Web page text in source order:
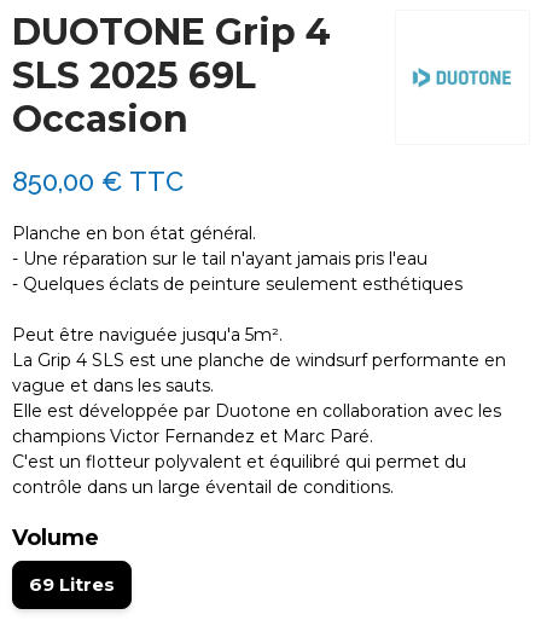
DUOTONE Grip 4
SLS 2025 69L
Occasion
850,00 € TTC
Planche en bon état général.
- Une réparation sur le tail n'ayant jamais pris l'eau
- Quelques éclats de peinture seulement esthétiques
Peut être naviguée jusqu'a 5m².
La Grip 4 SLS est une planche de windsurf performante en
vague et dans les sauts.
Elle est développée par Duotone en collaboration avec les
champions Victor Fernandez et Marc Paré.
C'est un flotteur polyvalent et équilibré qui permet du
contrôle dans un large éventail de conditions.
Volume
69 Litres